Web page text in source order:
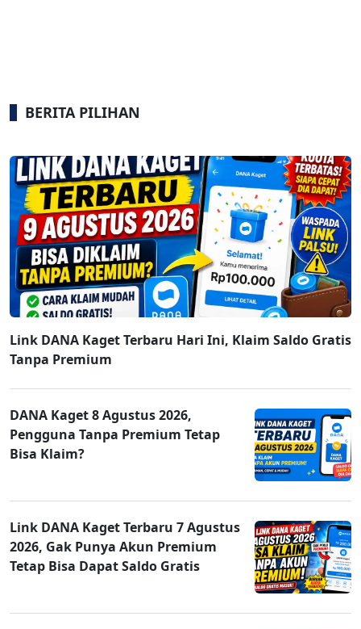
BERITA PILIHAN
Link DANA Kaget Terbaru Hari Ini, Klaim Saldo Gratis
Tanpa Premium
DANA Kaget 8 Agustus 2026,
Pengguna Tanpa Premium Tetap
Bisa Klaim?
Link DANA Kaget Terbaru 7 Agustus
2026, Gak Punya Akun Premium
Tetap Bisa Dapat Saldo Gratis